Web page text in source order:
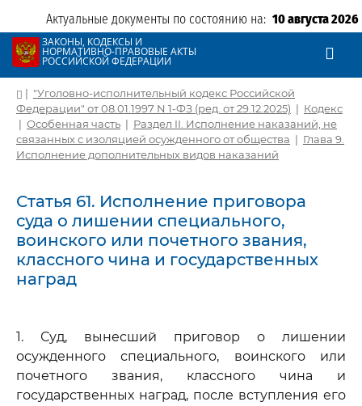
Актуальные документы по состоянию на: 10 августа 2026
ЗАКОНЫ, КОДЕКСЫ И
НОРМАТИВНО-ПРАВОВЫЕ АКТЫ
РОССИЙСКОЙ ФЕДЕРАЦИИ
| "Уголовно-исполнительный кодекс Российской
Федерации" от 08.01.1997 N 1-ФЗ (ред. от 29.12.2025) | Кодекс
| Особенная часть | Раздел II. Исполнение наказаний, не
связанных с изоляцией осужденного от общества | Глава 9.
Исполнение дополнительных видов наказаний
Статья 61. Исполнение приговора
суда о лишении специального,
воинского или почетного звания,
классного чина и государственных
наград
1. Суд, вынесший приговор о лишении
осужденного специального, воинского или
почетного звания, классного чина и
государственных наград, после вступления его